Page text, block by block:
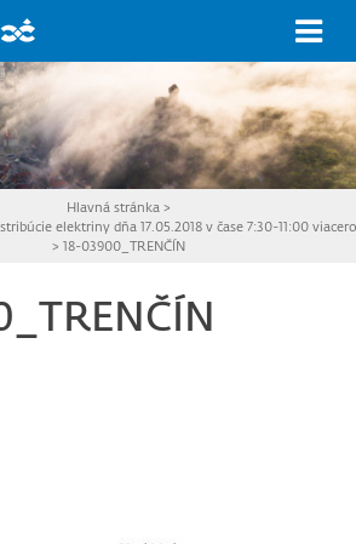
Hlavná stránka >
elektriny dňa 17.05.2018 v čase 7:30-11:00
> 18-03900_TRENČÍN